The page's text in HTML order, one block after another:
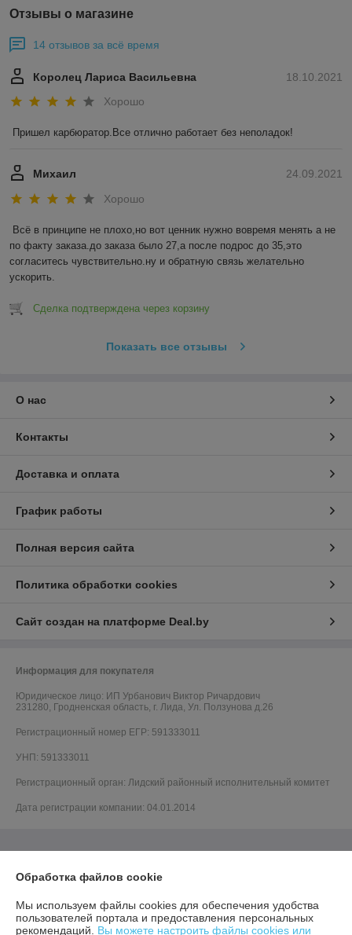
Отзывы о магазине
14 отзывов за всё время
18.10.2021
Королец Лариса Васильевна
Хорошо
Пришел карбюратор.Все отлично работает без неполадок!
24.09.2021
Михаил
Хорошо
Всё в принципе не плохо,но вот ценник нужно вовремя менять а не
по факту заказа.до заказа было 27,а после подрос до 35,это
согласитесь чувствительно.ну и обратную связь желательно
ускорить.
Сделка подтверждена через корзину
Показать все отзывы
О нас
Контакты
Доставка и оплата
График работы
Полная версия сайта
Политика обработки cookies
Сайт создан на платформе Deal.by
Информация для покупателя
Юридическое лицо: ИП Урбанович Виктор Ричардович
231280, Гродненская область, г. Лида, Ул. Ползунова д.26
Регистрационный номер ЕГР: 591333011
УНП: 591333011
Регистрационный орган: Лидский районный исполнительный комитет
Дата регистрации компании: 04.01.2014
Обработка файлов cookie
Мы используем файлы cookies для обеспечения удобства
пользователей портала и предоставления персональных
рекомендаций. Вы можете настроить файлы cookies или